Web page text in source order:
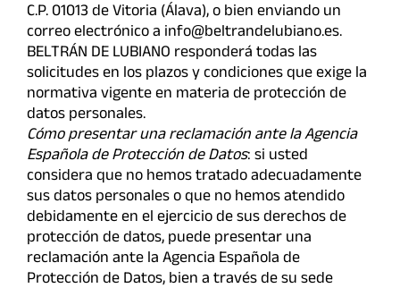
C.P. 01013 de Vitoria (Álava), o bien enviando un
correo electrónico a info@beltrandelubiano.es.
BELTRÁN DE LUBIANO responderá todas las
solicitudes en los plazos y condiciones que exige la
normativa vigente en materia de protección de
datos personales.
Cómo presentar una reclamación ante la Agencia
Española de Protección de Datos: si usted
considera que no hemos tratado adecuadamente
sus datos personales o que no hemos atendido
debidamente en el ejercicio de sus derechos de
protección de datos, puede presentar una
reclamación ante la Agencia Española de
Protección de Datos, bien a través de su sede